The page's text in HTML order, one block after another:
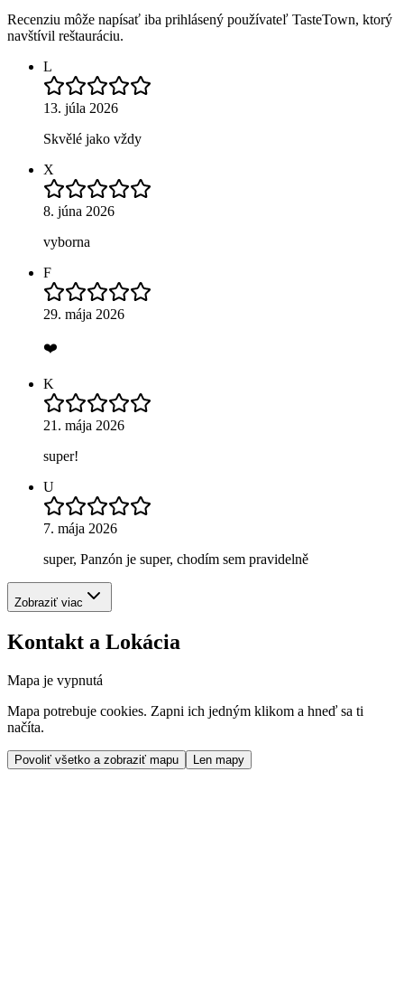
Recenziu môže napísať iba prihlásený používateľ TasteTown, ktorý
navštívil reštauráciu.
L
13. júla 2026
Skvělé jako vždy
X
8. júna 2026
vyborna
F
29. mája 2026
❤️
K
21. mája 2026
super!
U
7. mája 2026
super, Panzón je super, chodím sem pravidelně
Zobraziť viac
Kontakt a Lokácia
Mapa je vypnutá
Mapa potrebuje cookies. Zapni ich jedným klikom a hneď sa ti
načíta.
Povoliť všetko a zobraziť mapu Len mapy